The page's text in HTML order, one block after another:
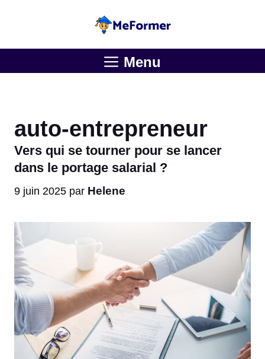
Menu
auto-entrepreneur
Vers qui se tourner pour se lancer
dans le portage salarial ?
9 juin 2025 par Helene